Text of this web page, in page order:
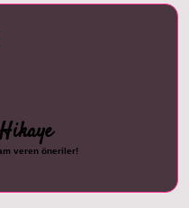
veren öneriler!